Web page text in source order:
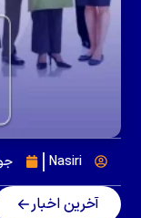
Nasiri
آخرین اخبار